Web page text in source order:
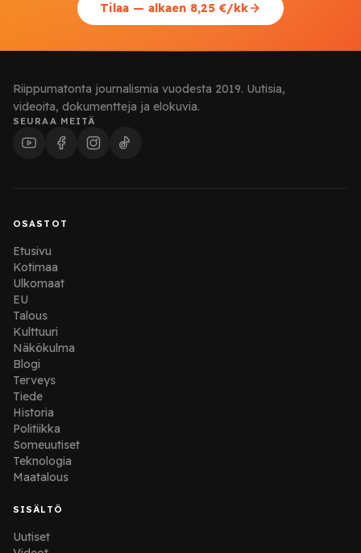
Tilaa — alkaen 8,25 €/kk
Riippumatonta journalismia vuodesta 2019. Uutisia,
videoita, dokumentteja ja elokuvia.
SEURAA MEITÄ
OSASTOT
Etusivu
Kotimaa
Ulkomaat
EU
Talous
Kulttuuri
Näkökulma
Blogi
Terveys
Tiede
Historia
Politiikka
Someuutiset
Teknologia
Maatalous
SISÄLTÖ
Uutiset